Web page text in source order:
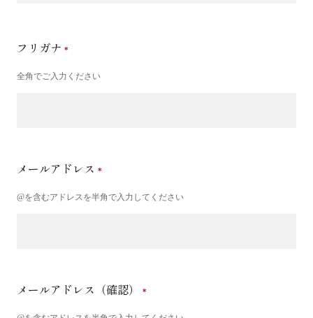
フリガナ
全角でご入力ください
メールアドレス
@を含むアドレスを半角で入力してください
メールアドレス（確認）